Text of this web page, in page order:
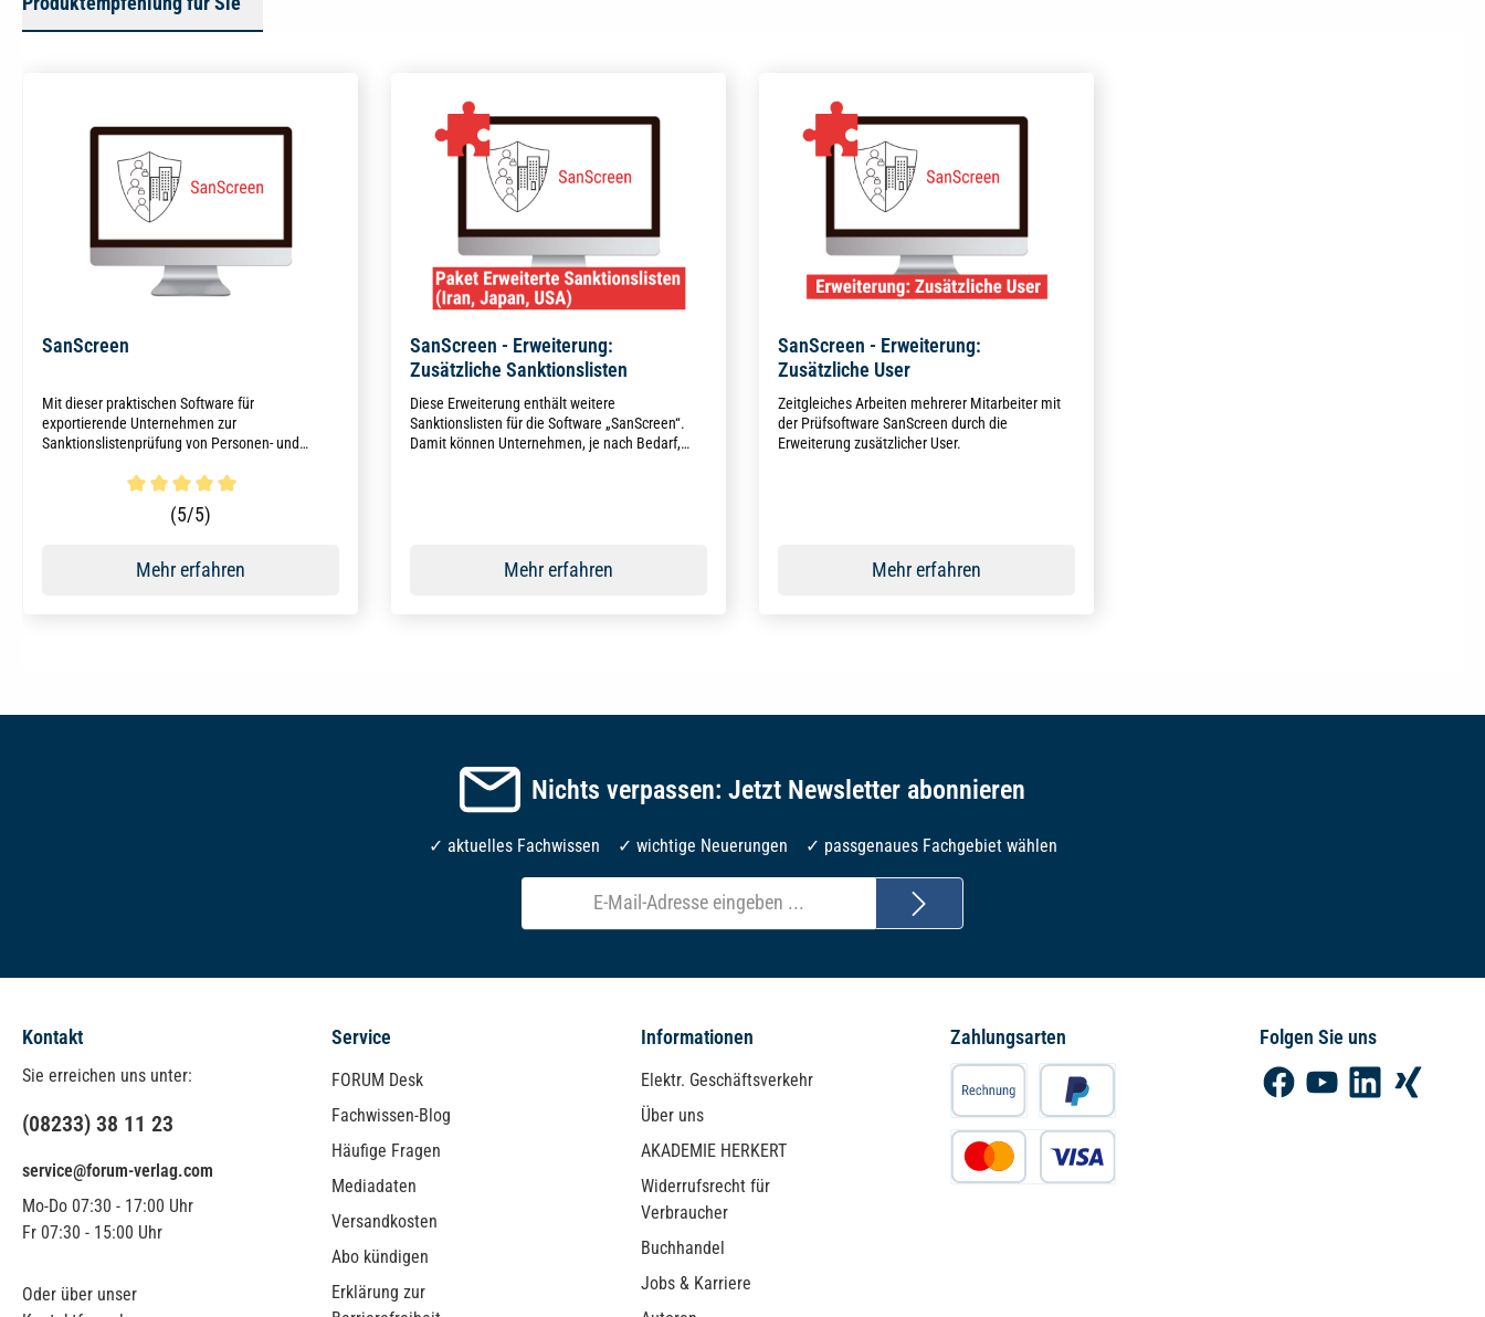
SanScreen
Mit dieser praktischen Software für
exportierende Unternehmen zur
Sanktionslistenprüfung von Personen- und
Vorschriften der EU-Verordnungen zur
Terrorismusbekämpfung ohne zusätzlichen
manuellen Aufwand erfüllt.
Durchschnittliche Bewertung von 5 von 5 Sternen
(5/5)
Mehr erfahren
SanScreen - Erweiterung:
Zusätzliche Sanktionslisten
Diese Erweiterung enthält weitere
Sanktionslisten für die Software „SanScreen“.
Damit können Unternehmen, je nach Bedarf,
Mehr erfahren
SanScreen - Erweiterung:
Zusätzliche User
Zeitgleiches Arbeiten mehrerer Mitarbeiter mit
der Prüfsoftware SanScreen durch die
Erweiterung zusätzlicher User.
Mehr erfahren
Nichts verpassen: Jetzt Newsletter abonnieren
✓ aktuelles Fachwissen ✓ wichtige Neuerungen ✓ passgenaues Fachgebiet wählen
Kontakt
Sie erreichen uns unter:
(08233) 38 11 23
service@forum-verlag.com
Mo-Do 07:30 - 17:00 Uhr
Fr 07:30 - 15:00 Uhr
Oder über unser
Service
FORUM Desk
Fachwissen-Blog
Häufige Fragen
Mediadaten
Versandkosten
Abo kündigen
Erklärung zur
Informationen
Elektr. Geschäftsverkehr
Über uns
AKADEMIE HERKERT
Widerrufsrecht für
Verbraucher
Buchhandel
Jobs & Karriere
Zahlungsarten Folgen Sie uns
FacebookYouTubeLinkedInXing